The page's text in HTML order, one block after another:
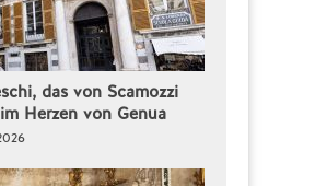
das von Scamozzi
Herzen von Genua